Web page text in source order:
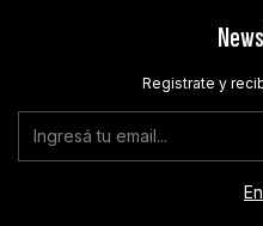
Registrate y